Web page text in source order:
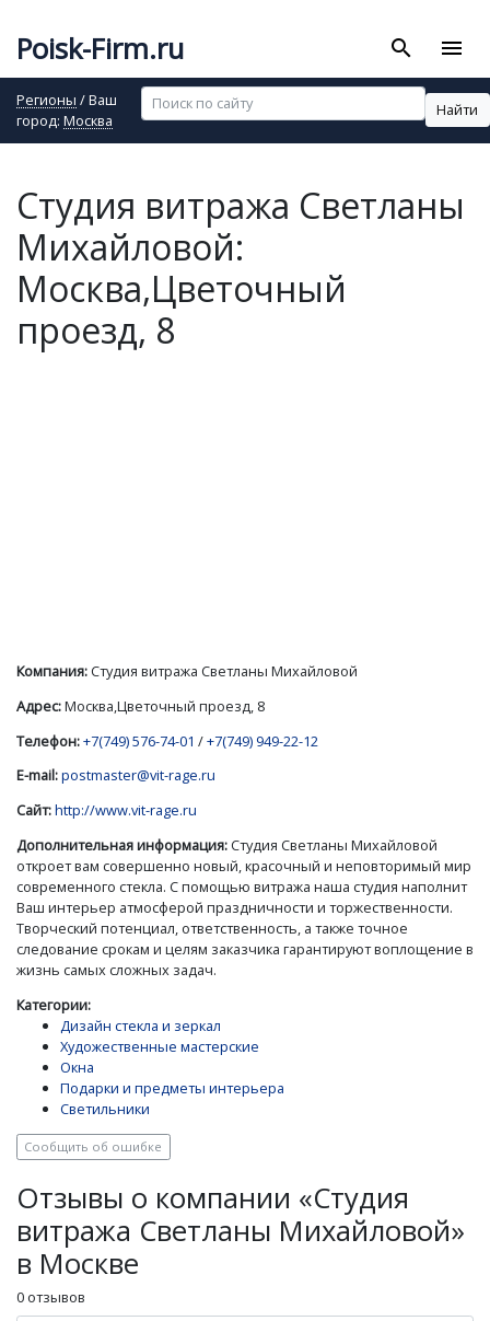
Poisk-Firm.ru search menu
Регионы / Ваш
город: Москва
Найти
Студия витража Светланы
Михайловой:
Москва,Цветочный
проезд, 8
Компания:Студия витража Светланы Михайловой
Адрес:Москва,Цветочный проезд, 8
Телефон:+7(749) 576-74-01 /+7(749) 949-22-12
E-mail:postmaster@vit-rage.ru
Сайт:http://www.vit-rage.ru
Дополнительная информация:Студия Светланы Михайловой
откроет вам совершенно новый, красочный и неповторимый мир
современного стекла. С помощью витража наша студия наполнит
Ваш интерьер атмосферой праздничности и торжественности.
Творческий потенциал, ответственность, а также точное
следование срокам и целям заказчика гарантируют воплощение в
жизнь самых сложных задач.
Категории:
Дизайн стекла и зеркал
Художественные мастерские
Окна
Подарки и предметы интерьера
Светильники
Сообщить об ошибке
Отзывы о компании «Студия
витража Светланы Михайловой»
в Москве
0 отзывов